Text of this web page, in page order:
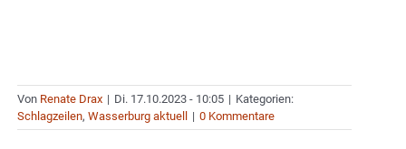
Von Renate Drax | Di. 17.10.2023 - 10:05 | Kategorien:
Schlagzeilen, Wasserburg aktuell | 0 Kommentare